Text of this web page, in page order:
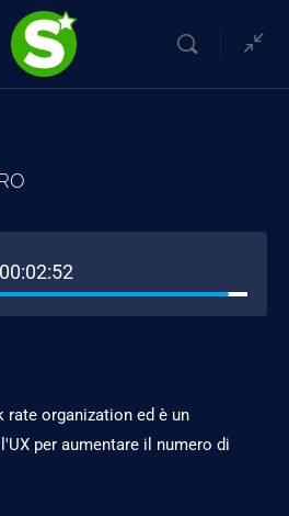
00:02:52
rate organization ed è un
per aumentare il numero di